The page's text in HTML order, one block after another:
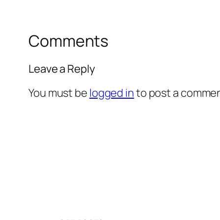
Comments
Leave a Reply
You must be logged into post a